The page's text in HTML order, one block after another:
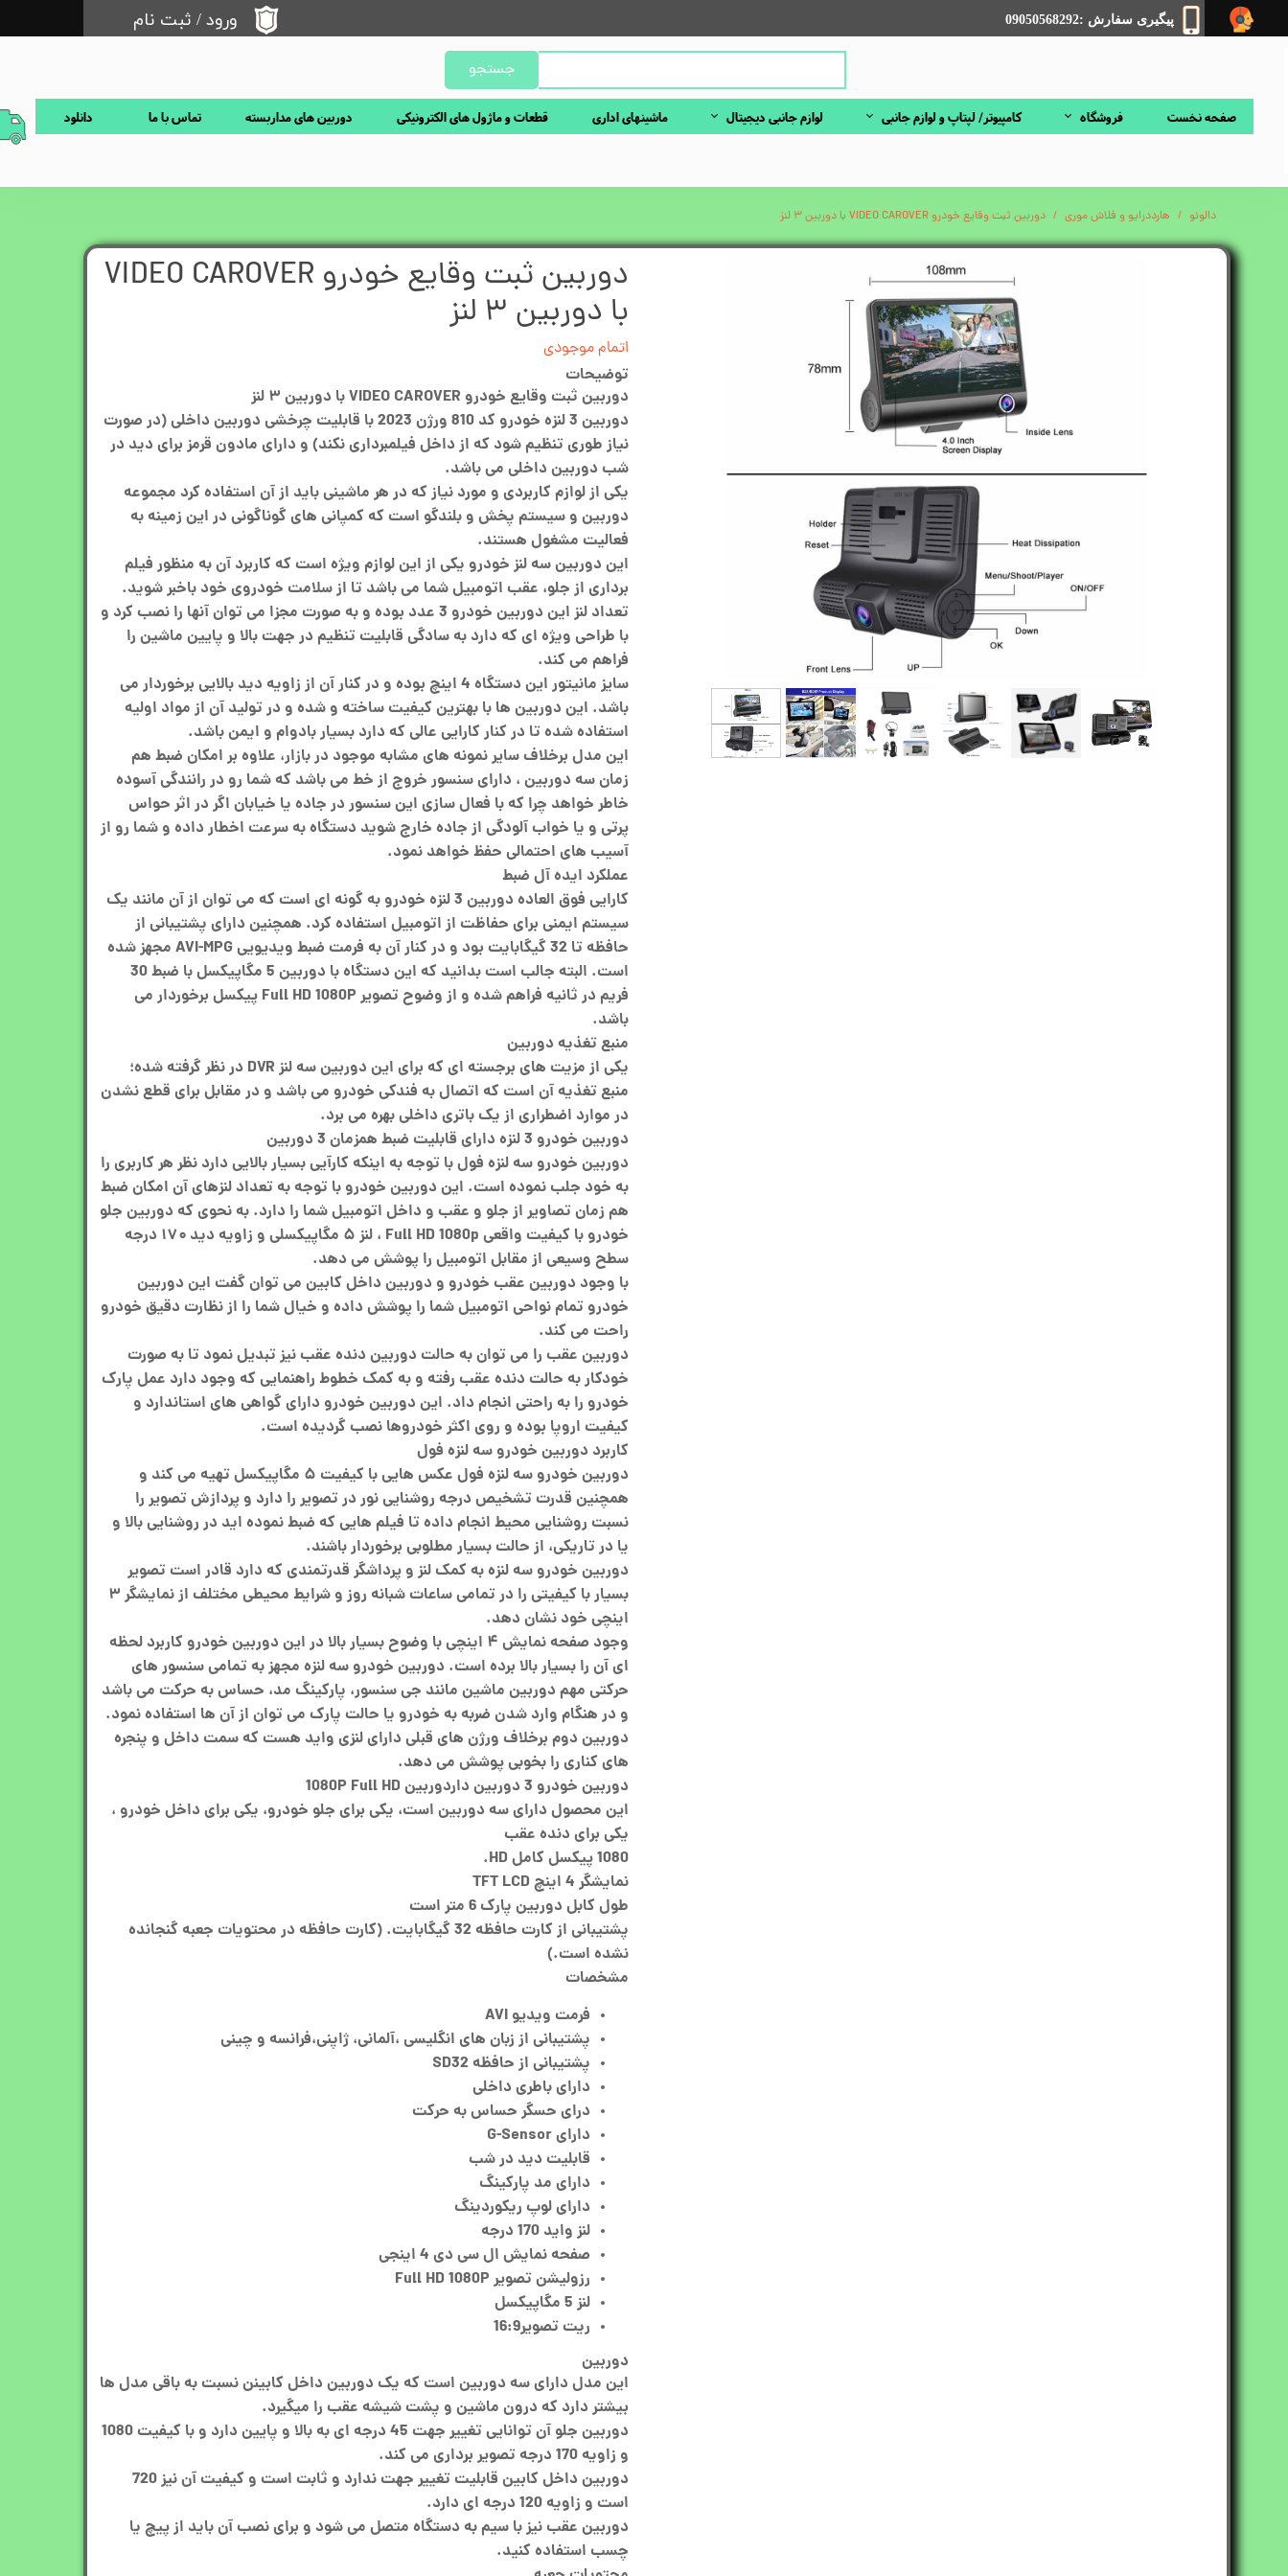
پیگیری سفارش :09050568292
جستجو
صفحه نخست فروشگاه کامپیوتر/ لپتاپ و لوازم جانبی لوازم جانبی دیجیتال ماشینهای اداری قطعات و ماژول های الکترونیکی دوربین های مداربسته تماس با ما دانلود
ورود / ثبت نام
سفارشات
دالونو هارددرایو و فلاش موری دوربین ثبت وقایع خودرو VIDEO CAROVER با دوربین ۳ لنز
دوربین ثبت وقایع خودرو VIDEO CAROVER
با دوربین ۳ لنز
اتمام موجودی
توضیحات
دوربین ثبت وقایع خودرو VIDEO CAROVER با دوربین ۳ لنز
دوربین 3 لنزه خودرو کد 810 ورژن 2023 با قابلیت چرخشی دوربین داخلی (در صورت
نیاز طوری تنظیم شود که از داخل فیلمبرداری نکند) و دارای مادون قرمز برای دید در
شب دوربین داخلی می باشد.
یکی از لوازم کاربردی و مورد نیاز که در هر ماشینی باید از آن استفاده کرد مجموعه
دوربین و سیستم پخش و بلندگو است که کمپانی های گوناگونی در این زمینه به
فعالیت مشغول هستند.
این دوربین سه لنز خودرو یکی از این لوازم ویژه است که کاربرد آن به منظور فیلم
برداری از جلو، عقب اتومبیل شما می باشد تا از سلامت خودروی خود باخبر شوید.
تعداد لنز این دوربین خودرو 3 عدد بوده و به صورت مجزا می توان آنها را نصب کرد و
با طراحی ویژه ای که دارد به سادگی قابلیت تنظیم در جهت بالا و پایین ماشین را
فراهم می کند.
سایز مانیتور این دستگاه 4 اینچ بوده و در کنار آن از زاویه دید بالایی برخوردار می
باشد. این دوربین ها با بهترین کیفیت ساخته و شده و در تولید آن از مواد اولیه
استفاده شده تا در کنار کارایی عالی که دارد بسیار بادوام و ایمن باشد.
این مدل برخلاف سایر نمونه های مشابه موجود در بازار، علاوه بر امکان ضبط هم
زمان سه دوربین ، دارای سنسور خروج از خط می باشد که شما رو در رانندگی آسوده
خاطر خواهد چرا که با فعال سازی این سنسور در جاده یا خیابان اگر در اثر حواس
پرتی و یا خواب آلودگی از جاده خارج شوید دستگاه به سرعت اخطار داده و شما رو از
آسیب های احتمالی حفظ خواهد نمود.
عملکرد ایده آل ضبط
کارایی فوق العاده دوربین 3 لنزه خودرو به گونه ای است که می توان از آن مانند یک
سیستم ایمنی برای حفاظت از اتومبیل استفاده کرد. همچنین دارای پشتیبانی از
حافظه تا 32 گیگابایت بود و در کنار آن به فرمت ضبط ویدیویی AVI-MPG مجهز شده
است. البته جالب است بدانید که این دستگاه با دوربین 5 مگاپیکسل با ضبط 30
فریم در ثانیه فراهم شده و از وضوح تصویر Full HD 1080P پیکسل برخوردار می
باشد.
منبع تغذیه دوربین
یکی از مزیت های برجسته ای که برای این دوربین سه لنز DVR در نظر گرفته شده؛
منبع تغذیه آن است که اتصال به فندکی خودرو می باشد و در مقابل برای قطع نشدن
در موارد اضطراری از یک باتری داخلی بهره می برد.
دوربین خودرو 3 لنزه دارای قابلیت ضبط همزمان 3 دوربین
دوربین خودرو سه لنزه فول با توجه به اینکه کارآیی بسیار بالایی دارد نظر هر کاربری را
به خود جلب نموده است. این دوربین خودرو با توجه به تعداد لنزهای آن امکان ضبط
هم زمان تصاویر از جلو و عقب و داخل اتومبیل شما را دارد. به نحوی که دوربین جلو
خودرو با کیفیت واقعی Full HD 1080p ، لنز ۵ مگاپیکسلی و زاویه دید ۱۷۰ درجه
سطح وسیعی از مقابل اتومبیل را پوشش می دهد.
با وجود دوربین عقب خودرو و دوربین داخل کابین می توان گفت این دوربین
خودرو تمام نواحی اتومبیل شما را پوشش داده و خیال شما را از نظارت دقیق خودرو
راحت می کند.
دوربین عقب را می توان به حالت دوربین دنده عقب نیز تبدیل نمود تا به صورت
خودکار به حالت دنده عقب رفته و به کمک خطوط راهنمایی که وجود دارد عمل پارک
خودرو را به راحتی انجام داد. این دوربین خودرو دارای گواهی های استاندارد و
کیفیت اروپا بوده و روی اکثر خودروها نصب گردیده است.
کاربرد دوربین خودرو سه لنزه فول
دوربین خودرو سه لنزه فول عکس هایی با کیفیت ۵ مگاپیکسل تهیه می کند و
همچنین قدرت تشخیص درجه روشنایی نور در تصویر را دارد و پردازش تصویر را
نسبت روشنایی محیط انجام داده تا فیلم هایی که ضبط نموده اید در روشنایی بالا و
یا در تاریکی، از حالت بسیار مطلوبی برخوردار باشند.
دوربین خودرو سه لنزه به کمک لنز و پرداشگر قدرتمندی که دارد قادر است تصویر
بسیار با کیفیتی را در تمامی ساعات شبانه روز و شرایط محیطی مختلف از نمایشگر ۳
اینچی خود نشان دهد.
وجود صفحه نمایش ۴ اینچی با وضوح بسیار بالا در این دوربین خودرو کاربرد لحظه
ای آن را بسیار بالا برده است. دوربین خودرو سه لنزه مجهز به تمامی سنسور های
حرکتی مهم دوربین ماشین مانند جی سنسور، پارکینگ مد، حساس به حرکت می باشد
و در هنگام وارد شدن ضربه به خودرو یا حالت پارک می توان از آن ها استفاده نمود.
دوربین دوم برخلاف ورژن های قبلی دارای لنزی واید هست که سمت داخل و پنجره
های کناری را بخوبی پوشش می دهد.
دوربین خودرو 3 دوربین داردوربین 1080P Full HD
این محصول دارای سه دوربین است، یکی برای جلو خودرو، یکی برای داخل خودرو ،
یکی برای دنده عقب
1080 پیکسل کامل HD.
نمایشگر 4 اینچ TFT LCD
طول کابل دوربین پارک 6 متر است
پشتیبانی از کارت حافظه 32 گیگابایت. (کارت حافظه در محتویات جعبه گنجانده
نشده است.)
مشخصات
فرمت ویدیو AVI
پشتیبانی از زبان های انگلیسی ،آلمانی، ژاپنی،فرانسه و چینی
پشتیبانی از حافظه SD32
دارای باطری داخلی
درای حسگر حساس به حرکت
دارای G-Sensor
قابلیت دید در شب
دارای مد پارکینگ
دارای لوپ ریکوردینگ
لنز واید 170 درجه
صفحه نمایش ال سی دی 4 اینجی
رزولیشن تصویر Full HD 1080P
لنز 5 مگاپیکسل
ریت تصویر16:9
دوربین
این مدل دارای سه دوربین است که یک دوربین داخل کابینن نسبت به باقی مدل ها
بیشتر دارد که درون ماشین و پشت شیشه عقب را میگیرد.
دوربین جلو آن توانایی تغییر جهت 45 درجه ای به بالا و پایین دارد و با کیفیت 1080
و زاویه 170 درجه تصویر برداری می کند.
دوربین داخل کابین قابلیت تغییر جهت ندارد و ثابت است و کیفیت آن نیز 720
است و زاویه 120 درجه ای دارد.
دوربین عقب نیز با سیم به دستگاه متصل می شود و برای نصب آن باید از پیچ یا
چسب استفاده کنید.